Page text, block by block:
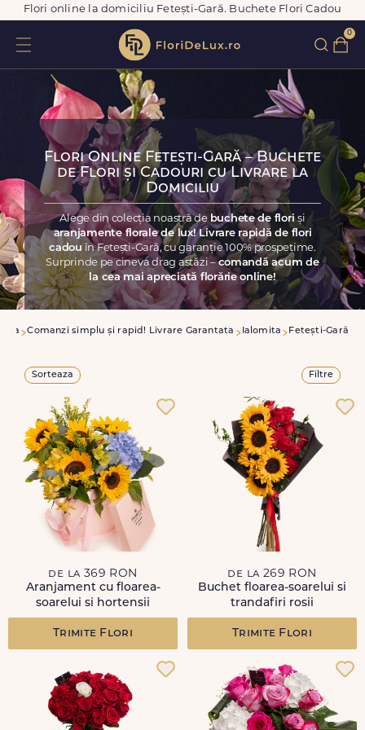
Flori online la domiciliu Fetești-Gară. Buchete Flori Cadou
0
Flori Online Fetești-Gară – Buchete
de Flori și Cadouri cu Livrare la
Domiciliu
Alege din colecția noastră de buchete de floriși
aranjamente florale de lux! Livrare rapidă de flori
cadou în Fetești-Gară, cu garanție 100% prospețime.
Surprinde pe cineva drag astăzi –comandă acum de
la cea mai apreciată florărie online!
Comanzi simplu și rapid! Livrare Garantata Ialomita Fetești-Gară
Sorteaza Filtre
de la 369 RON
Aranjament cu floarea-
soarelui si hortensii
Trimite Flori
de la 269 RON
Buchet floarea-soarelui si
trandafiri rosii
Trimite Flori